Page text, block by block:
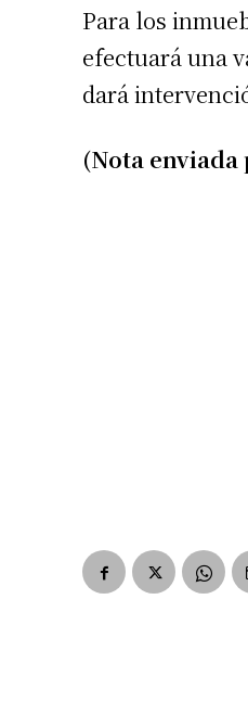
Para los
efectuará una
dará
(Nota enviada